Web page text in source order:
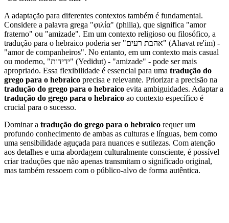
A adaptação para diferentes contextos também é fundamental.
Considere a palavra grega "φιλία" (philia), que significa "amor
fraterno" ou "amizade". Em um contexto religioso ou filosófico, a
tradução para o hebraico poderia ser "אהבת רעים" (Ahavat re'im) -
"amor de companheiros". No entanto, em um contexto mais casual
ou moderno, "ידידות" (Yedidut) - "amizade" - pode ser mais
apropriado. Essa flexibilidade é essencial para uma tradução do
grego para o hebraico precisa e relevante. Priorizar a precisão na
tradução do grego para o hebraico evita ambiguidades. Adaptar a
tradução do grego para o hebraico ao contexto específico é
crucial para o sucesso.
Dominar a tradução do grego para o hebraico requer um
profundo conhecimento de ambas as culturas e línguas, bem como
uma sensibilidade aguçada para nuances e sutilezas. Com atenção
aos detalhes e uma abordagem culturalmente consciente, é possível
criar traduções que não apenas transmitam o significado original,
mas também ressoem com o público-alvo de forma autêntica.